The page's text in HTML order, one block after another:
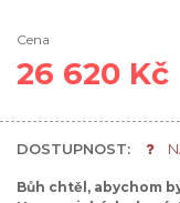
Cena
26 620 Kč
DOSTUPNOST:
Bůh chtěl, abychom